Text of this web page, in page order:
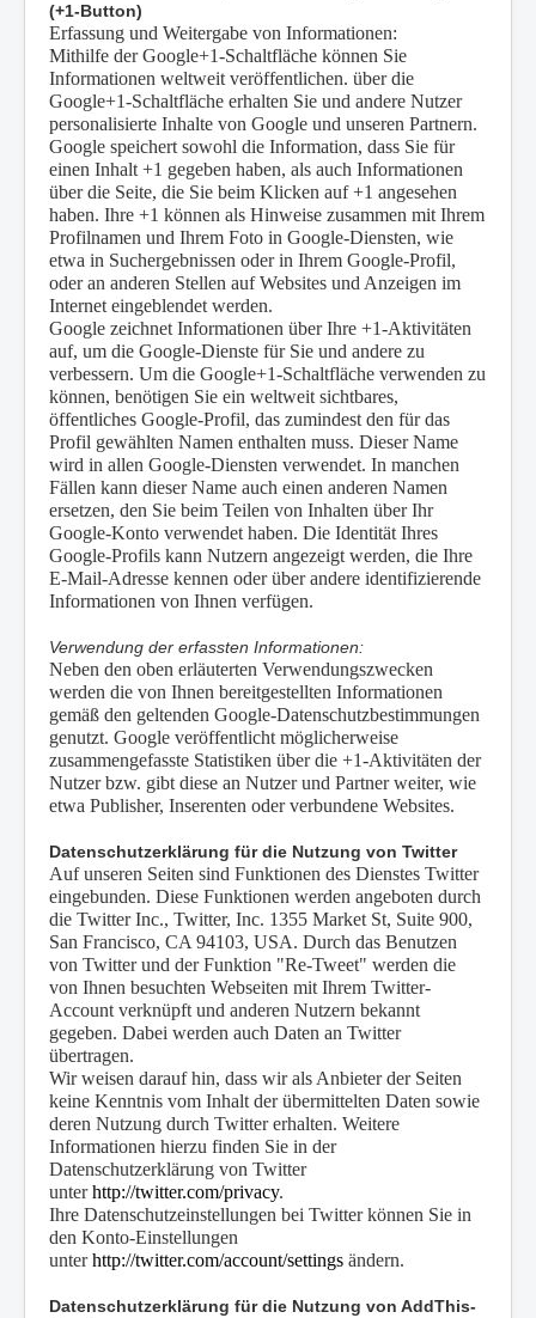
(+1-Button)
Erfassung und Weitergabe von Informationen:
Mithilfe der Google+1-Schaltfläche können Sie
Informationen weltweit veröffentlichen. über die
Google+1-Schaltfläche erhalten Sie und andere Nutzer
personalisierte Inhalte von Google und unseren Partnern.
Google speichert sowohl die Information, dass Sie für
einen Inhalt +1 gegeben haben, als auch Informationen
über die Seite, die Sie beim Klicken auf +1 angesehen
haben. Ihre +1 können als Hinweise zusammen mit Ihrem
Profilnamen und Ihrem Foto in Google-Diensten, wie
etwa in Suchergebnissen oder in Ihrem Google-Profil,
oder an anderen Stellen auf Websites und Anzeigen im
Internet eingeblendet werden.
Google zeichnet Informationen über Ihre +1-Aktivitäten
auf, um die Google-Dienste für Sie und andere zu
verbessern. Um die Google+1-Schaltfläche verwenden zu
können, benötigen Sie ein weltweit sichtbares,
öffentliches Google-Profil, das zumindest den für das
Profil gewählten Namen enthalten muss. Dieser Name
wird in allen Google-Diensten verwendet. In manchen
Fällen kann dieser Name auch einen anderen Namen
ersetzen, den Sie beim Teilen von Inhalten über Ihr
Google-Konto verwendet haben. Die Identität Ihres
Google-Profils kann Nutzern angezeigt werden, die Ihre
E-Mail-Adresse kennen oder über andere identifizierende
Informationen von Ihnen verfügen.
Verwendung der erfassten Informationen:
Neben den oben erläuterten Verwendungszwecken
werden die von Ihnen bereitgestellten Informationen
gemäß den geltenden Google-Datenschutzbestimmungen
genutzt. Google veröffentlicht möglicherweise
zusammengefasste Statistiken über die +1-Aktivitäten der
Nutzer bzw. gibt diese an Nutzer und Partner weiter, wie
etwa Publisher, Inserenten oder verbundene Websites.
Datenschutzerklärung für die Nutzung von Twitter
Auf unseren Seiten sind Funktionen des Dienstes Twitter
eingebunden. Diese Funktionen werden angeboten durch
die Twitter Inc., Twitter, Inc. 1355 Market St, Suite 900,
San Francisco, CA 94103, USA. Durch das Benutzen
von Twitter und der Funktion "Re-Tweet" werden die
von Ihnen besuchten Webseiten mit Ihrem Twitter-
Account verknüpft und anderen Nutzern bekannt
gegeben. Dabei werden auch Daten an Twitter
übertragen.
Wir weisen darauf hin, dass wir als Anbieter der Seiten
keine Kenntnis vom Inhalt der übermittelten Daten sowie
deren Nutzung durch Twitter erhalten. Weitere
Informationen hierzu finden Sie in der
Datenschutzerklärung von Twitter
unterhttp://twitter.com/privacy.
Ihre Datenschutzeinstellungen bei Twitter können Sie in
den Konto-Einstellungen
unterhttp://twitter.com/account/settings ändern.
Datenschutzerklärung für die Nutzung von AddThis-